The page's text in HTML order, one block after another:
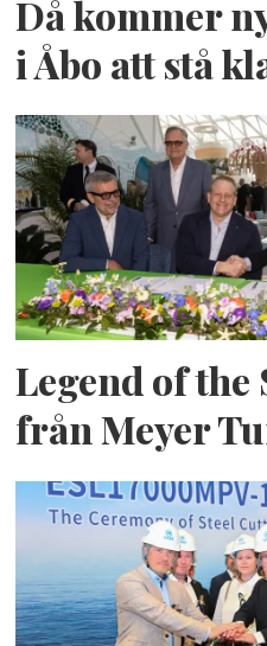
Då kommer
i Åbo att stå
Legend of the
från Meyer